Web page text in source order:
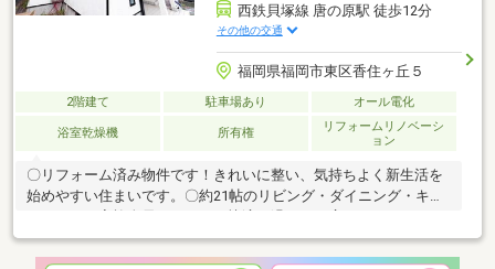
西鉄貝塚線 唐の原駅 徒歩12分
その他の交通
福岡県福岡市東区香住ヶ丘５
2階建て 駐車場あり オール電化
浴室乾燥機 所有権
リフォームリノベーシ
ョン
〇リフォーム済み物件です！きれいに整い、気持ちよく新生活を
始めやすい住まいです。〇約21帖のリビング・ダイニング・キッ
す！〇西鉄貝塚線「唐の原」駅まで徒歩約12分です！通学・通勤
に便利な立地です！〇部屋からは海が見えます！何気ない時間で